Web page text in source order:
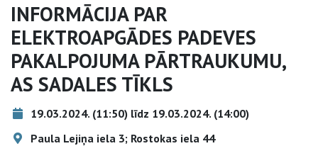
INFORMĀCIJA PAR
ELEKTROAPGĀDES PADEVES
PAKALPOJUMA PĀRTRAUKUMU,
AS SADALES TĪKLS
19.03.2024. (11:50) līdz 19.03.2024. (14:00)
Paula Lejiņa iela 3; Rostokas iela 44